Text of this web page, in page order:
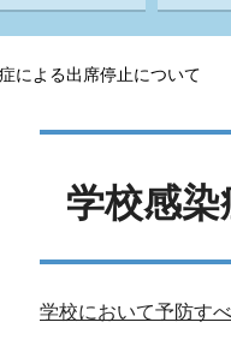
による出席停止について
学校感
学校において予防す